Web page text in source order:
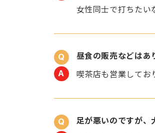
女性同士で打ちたい
昼食の販売などはあ
喫茶店も営業してお
足が悪いのですが、